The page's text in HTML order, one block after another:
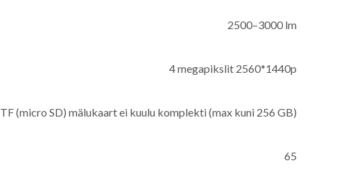
2500–3000 lm
4 megapikslit 2560*1440p
TF (micro SD) mälukaart ei kuulu komplekti (max kuni 256 GB)
65